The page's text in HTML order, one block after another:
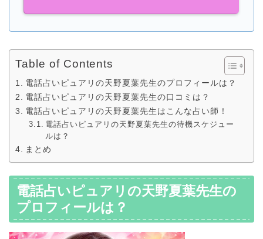
Table of Contents
電話占いピュアリの天野夏葉先生のプロフィールは？
電話占いピュアリの天野夏葉先生の口コミは？
電話占いピュアリの天野夏葉先生はこんな占い師！
電話占いピュアリの天野夏葉先生の待機スケジュー
ルは？
まとめ
電話占いピュアリの天野夏葉先生の
プロフィールは？